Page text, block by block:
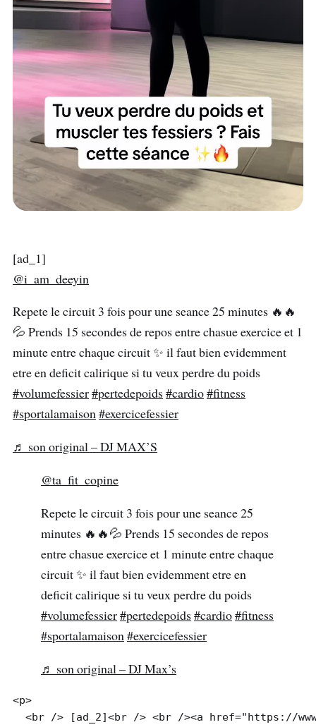
[ad_1]
@i_am_deeyin
Repete le circuit 3 fois pour une seance 25 minutes 🔥🔥
💦 Prends 15 secondes de repos entre chasue exercice et 1
minute entre chaque circuit ✨ il faut bien evidemment
etre en deficit calirique si tu veux perdre du poids
#volumefessier#pertedepoids#cardio#fitness
#sportalamaison#exercicefessier
♬ son original – DJ MAX’S
@ta_fit_copine
Repete le circuit 3 fois pour une seance 25
minutes 🔥🔥💦 Prends 15 secondes de repos
entre chasue exercice et 1 minute entre chaque
circuit ✨ il faut bien evidemment etre en
deficit calirique si tu veux perdre du poids
#volumefessier#pertedepoids#cardio#fitness
#sportalamaison#exercicefessier
♬ son original – DJ Max’s
<p>
<br /> [ad_2]<br /> <br /><a href="https://